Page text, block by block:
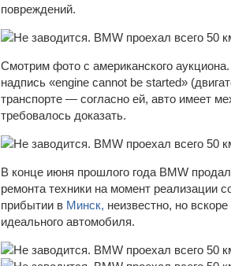
повреждений.
Смотрим фото с американского
надпись «engine cannot be started»
транспорте — согласно ей, авто имеет
требовалось доказать.
В конце июня прошлого года BMW
ремонта техники на момент реализации
прибытии в Минск, неизвестно, но
идеального автомобиля.